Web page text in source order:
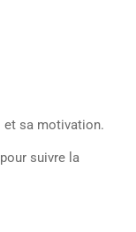
et sa motivation.
suivre la